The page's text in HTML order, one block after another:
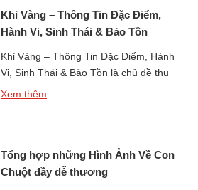
dưới đáy biển, sao biển không chỉ thu
hút […]
Khỉ Vàng – Thông Tin Đặc Điểm,
Hành Vi, Sinh Thái & Bảo Tồn
Khỉ Vàng – Thông Tin Đặc Điểm, Hành
Vi, Sinh Thái & Bảo Tồn là chủ đề thu
hút sự quan tâm lớn khi nghiên cứu về
chỉ một […]
Xem thêm
Tổng hợp những Hình Ảnh Về Con
Chuột đầy dễ thương